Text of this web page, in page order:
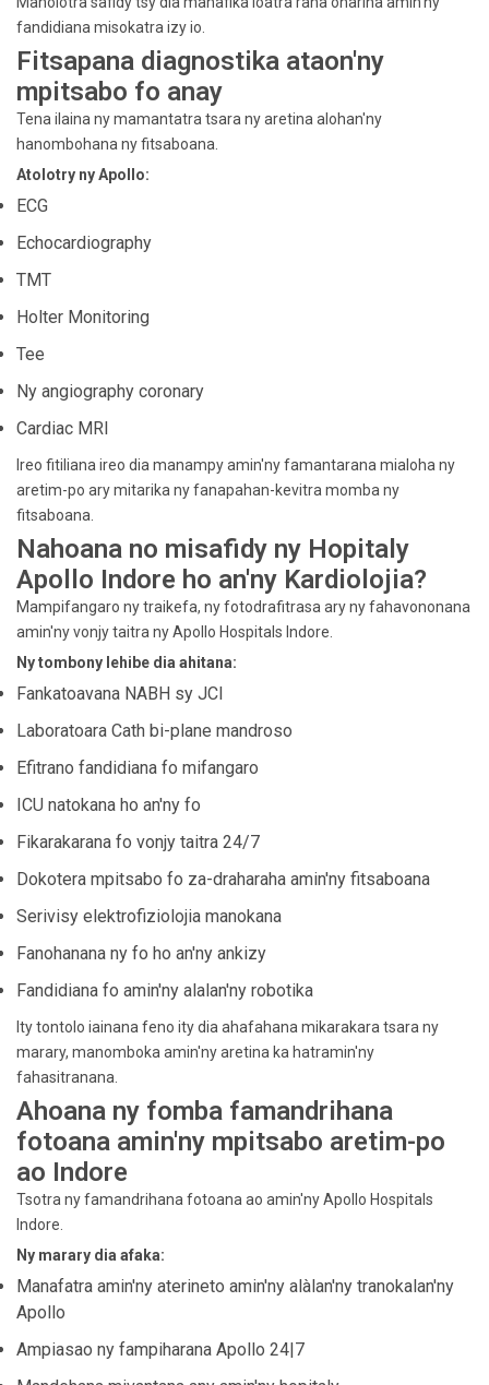
fandidiana misokatra izy io.
Fitsapana diagnostika ataon'ny
mpitsabo fo anay
Tena ilaina ny mamantatra tsara ny aretina alohan'ny
hanombohana ny fitsaboana.
Atolotry ny Apollo:
ECG
Echocardiography
TMT
Holter Monitoring
Tee
Ny angiography coronary
Cardiac MRI
Ireo fitiliana ireo dia manampy amin'ny famantarana mialoha ny
aretim-po ary mitarika ny fanapahan-kevitra momba ny
fitsaboana.
Nahoana no misafidy ny Hopitaly
Apollo Indore ho an'ny Kardiolojia?
Mampifangaro ny traikefa, ny fotodrafitrasa ary ny fahavononana
amin'ny vonjy taitra ny Apollo Hospitals Indore.
Ny tombony lehibe dia ahitana:
Fankatoavana NABH sy JCI
Laboratoara Cath bi-plane mandroso
Efitrano fandidiana fo mifangaro
ICU natokana ho an'ny fo
Fikarakarana fo vonjy taitra 24/7
Dokotera mpitsabo fo za-draharaha amin'ny fitsaboana
Serivisy elektrofiziolojia manokana
Fanohanana ny fo ho an'ny ankizy
Fandidiana fo amin'ny alalan'ny robotika
Ity tontolo iainana feno ity dia ahafahana mikarakara tsara ny
marary, manomboka amin'ny aretina ka hatramin'ny
fahasitranana.
Ahoana ny fomba famandrihana
fotoana amin'ny mpitsabo aretim-po
ao Indore
Tsotra ny famandrihana fotoana ao amin'ny Apollo Hospitals
Indore.
Ny marary dia afaka:
Manafatra amin'ny aterineto amin'ny alàlan'ny tranokalan'ny
Apollo
Ampiasao ny fampiharana Apollo 24|7